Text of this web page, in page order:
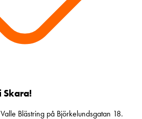
Skara!
Blästring på Björkelundsgatan 18.